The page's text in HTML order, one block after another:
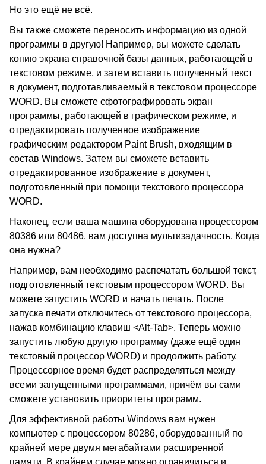
Но это ещё не всё.
Вы также сможете переносить информацию из одной
программы в другую! Например, вы можете сделать
копию экрана справочной базы данных, работающей в
текстовом режиме, и затем вставить полученный текст
в документ, подготавливаемый в текстовом процессоре
WORD. Вы сможете сфотографировать экран
программы, работающей в графическом режиме, и
отредактировать полученное изображение
графическим редактором Paint Brush, входящим в
состав Windows. Затем вы сможете вставить
отредактированное изображение в документ,
подготовленный при помощи текстового процессора
WORD.
Наконец, если ваша машина оборудована процессором
80386 или 80486, вам доступна мультизадачность. Когда
она нужна?
Например, вам необходимо распечатать большой текст,
подготовленный текстовым процессором WORD. Вы
можете запустить WORD и начать печать. После
запуска печати отключитесь от текстового процессора,
нажав комбинацию клавиш <Alt-Tab>. Теперь можно
запустить любую другую программу (даже ещё один
текстовый процессор WORD) и продолжить работу.
Процессорное время будет распределяться между
всеми запущенными программами, причём вы сами
сможете установить приоритеты программ.
Для эффективной работы Windows вам нужен
компьютер с процессором 80286, оборудованный по
крайней мере двумя мегабайтами расширенной
памяти. В крайнем случае можно ограничиться и